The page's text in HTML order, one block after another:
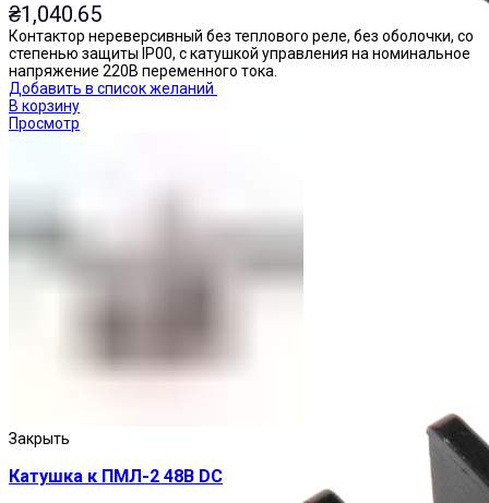
₴1,040.65
Контактор нереверсивный без теплового реле, без оболочки, со
степенью защиты IP00, с катушкой управления на номинальное
напряжение 220В переменного тока.
Добавить в список желаний
В корзину
Просмотр
Закрыть
Катушка к ПМЛ-2 48В DC